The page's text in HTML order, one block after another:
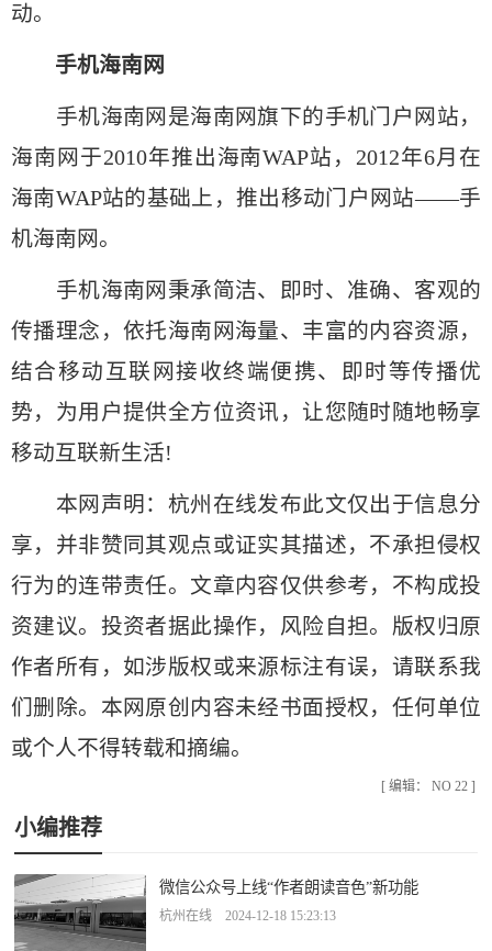
动。
手机海南网
手机海南网是海南网旗下的手机门户网站，
海南网于2010年推出海南WAP站，2012年6月在
海南WAP站的基础上，推出移动门户网站——手
机海南网。
手机海南网秉承简洁、即时、准确、客观的
传播理念，依托海南网海量、丰富的内容资源，
结合移动互联网接收终端便携、即时等传播优
势，为用户提供全方位资讯，让您随时随地畅享
移动互联新生活!
本网声明：杭州在线发布此文仅出于信息分
享，并非赞同其观点或证实其描述，不承担侵权
行为的连带责任。文章内容仅供参考，不构成投
资建议。投资者据此操作，风险自担。版权归原
作者所有，如涉版权或来源标注有误，请联系我
们删除。本网原创内容未经书面授权，任何单位
或个人不得转载和摘编。
[ 编辑： NO 22 ]
小编推荐
微信公众号上线“作者朗读音色”新功能
杭州在线 2024-12-18 15:23:13